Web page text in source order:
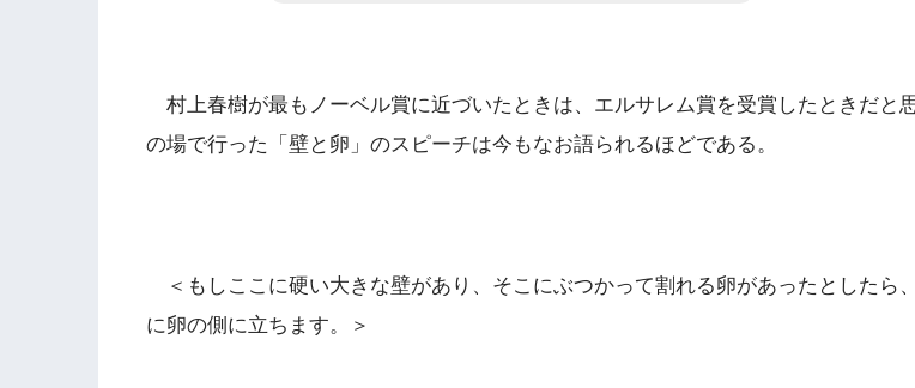
村上春樹が最もノーベル賞に近づいたときは、エルサレム賞を受賞したときだと
の場で行った「壁と卵」のスピーチは今もなお語られるほどである。
＜もしここに硬い大きな壁があり、そこにぶつかって割れる卵があったとしたら
に卵の側に立ちます。＞